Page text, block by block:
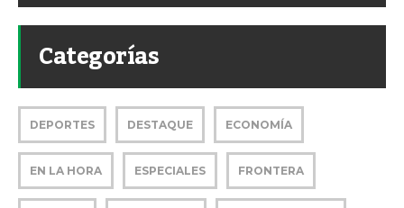
Categorías
DEPORTES DESTAQUE ECONOMÍA
EN LA HORA ESPECIALES FRONTERA